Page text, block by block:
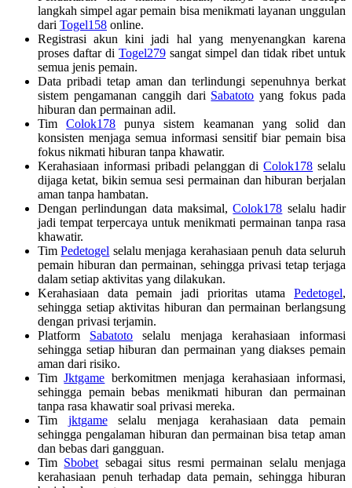
langkah simpel agar pemain bisa menikmati layanan unggulan
dari Togel158 online.
Registrasi akun kini jadi hal yang menyenangkan karena
proses daftar di Togel279 sangat simpel dan tidak ribet untuk
semua jenis pemain.
Data pribadi tetap aman dan terlindungi sepenuhnya berkat
sistem pengamanan canggih dari Sabatoto yang fokus pada
hiburan dan permainan adil.
TimColok178 punya sistem keamanan yang solid dan
konsisten menjaga semua informasi sensitif biar pemain bisa
fokus nikmati hiburan tanpa khawatir.
Kerahasiaan informasi pribadi pelanggan diColok178 selalu
dijaga ketat, bikin semua sesi permainan dan hiburan berjalan
aman tanpa hambatan.
Dengan perlindungan data maksimal,Colok178 selalu hadir
jadi tempat terpercaya untuk menikmati permainan tanpa rasa
khawatir.
TimPedetogel selalu menjaga kerahasiaan penuh data seluruh
pemain hiburan dan permainan, sehingga privasi tetap terjaga
dalam setiap aktivitas yang dilakukan.
Kerahasiaan data pemain jadi prioritas utama Pedetogel,
sehingga setiap aktivitas hiburan dan permainan berlangsung
dengan privasi terjamin.
Platform Sabatoto selalu menjaga kerahasiaan informasi
sehingga setiap hiburan dan permainan yang diakses pemain
aman dari risiko.
TimJktgame berkomitmen menjaga kerahasiaan informasi,
sehingga pemain bebas menikmati hiburan dan permainan
tanpa rasa khawatir soal privasi mereka.
Tim jktgameselalu menjaga kerahasiaan data pemain
sehingga pengalaman hiburan dan permainan bisa tetap aman
dan bebas dari gangguan.
Tim Sbobet sebagai situs resmi permainan selalu menjaga
kerahasiaan penuh terhadap data pemain, sehingga hiburan